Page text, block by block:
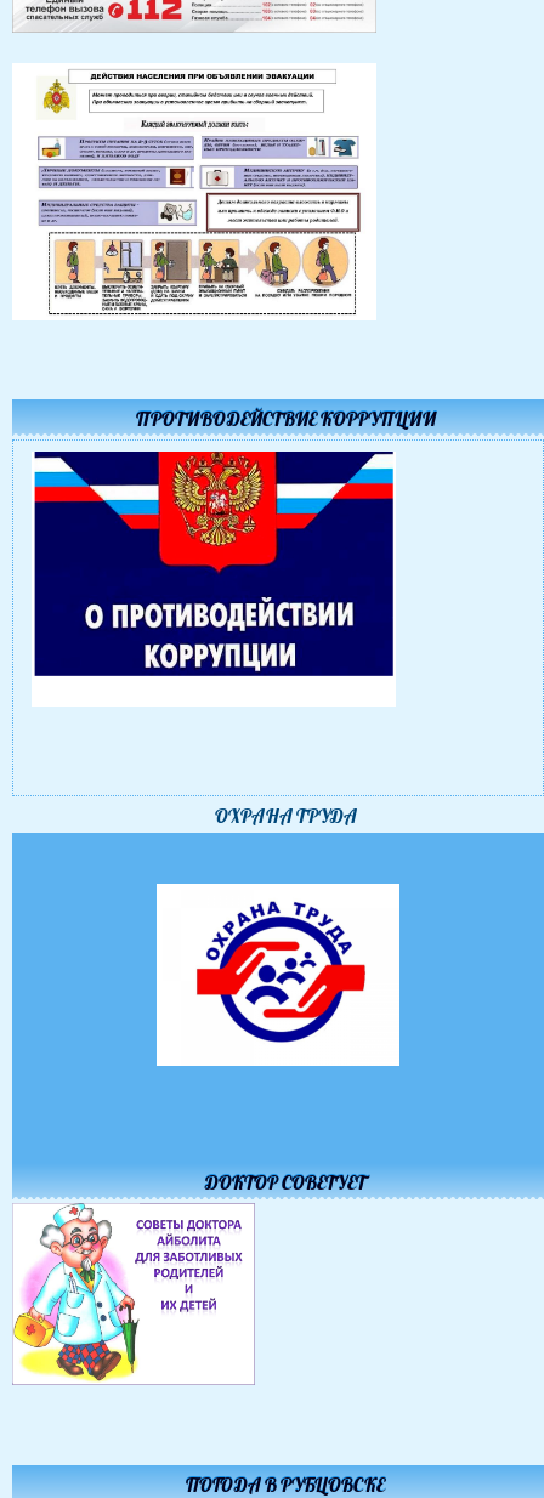
ПРОТИВОДЕЙСТВИЕ КОРРУПЦИИ
ОХРАНА ТРУДА
ДОКТОР СОВЕТУЕТ
ПОГОДА В РУБЦОВСКЕ